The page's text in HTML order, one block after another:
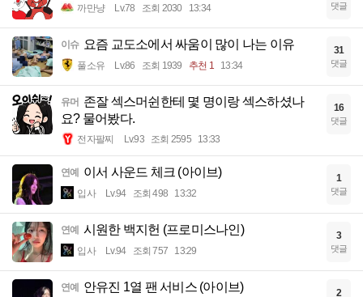
까만냥 Lv.78 조회 2030 13:34 댓글
이슈 요즘 교도소에서 싸움이 많이 나는 이유
풀소유 Lv.86 조회 1939 추천 1 13:34
31
댓글
유머 존잘 섹스머쉰한테 몇 명이랑 섹스하셨나
요? 물어봤다.
전자팔찌 Lv.93 조회 2595 13:33
16
댓글
연예 이서 사운드 체크 (아이브)
입사 Lv.94 조회 498 13:32
1
댓글
연예 시원한 백지헌 (프로미스나인)
입사 Lv.94 조회 757 13:29
3
댓글
연예 안유진 1열 팬 서비스 (아이브) 2